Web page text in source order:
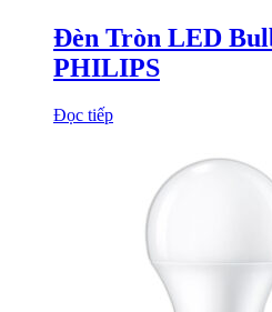
Đèn Tròn LED
PHILIPS
Đọc tiếp